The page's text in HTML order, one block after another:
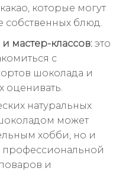
которые могут
собственных блюд.
мастер-классов: это
с
шоколада и
оценивать.
натуральных
может
хобби, но и
и